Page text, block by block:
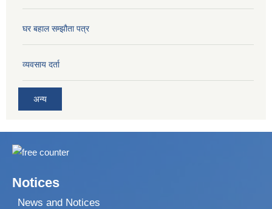
घर बहाल सम्झौता पत्र
व्यवसाय दर्ता
अन्य
Notices
News and Notices